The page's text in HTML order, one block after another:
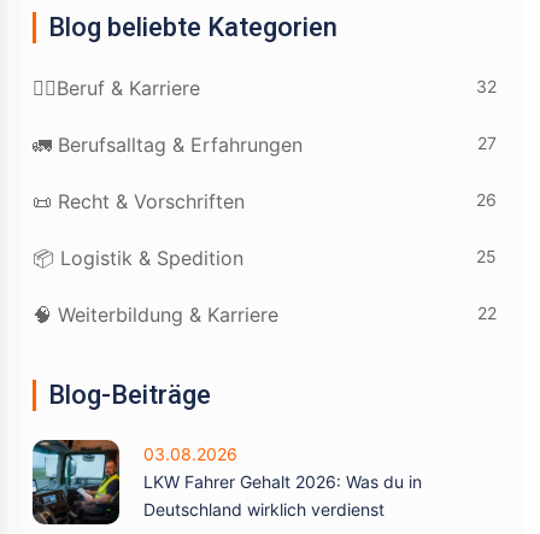
Blog beliebte Kategorien
👷‍♂️Beruf & Karriere 32
🚛 Berufsalltag & Erfahrungen 27
📜 Recht & Vorschriften 26
📦 Logistik & Spedition 25
🧠 Weiterbildung & Karriere 22
Blog-Beiträge
03.08.2026
LKW Fahrer Gehalt 2026: Was du in
Deutschland wirklich verdienst